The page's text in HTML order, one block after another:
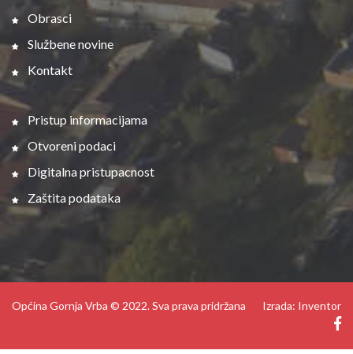
Obrasci
Službene novine
Kontakt
Pristup informacijama
Otvoreni podaci
Digitalna pristupacnost
Zaštita podataka
Općina Gornja Vrba © 2022. Sva prava pridržana Izrada: Inventor